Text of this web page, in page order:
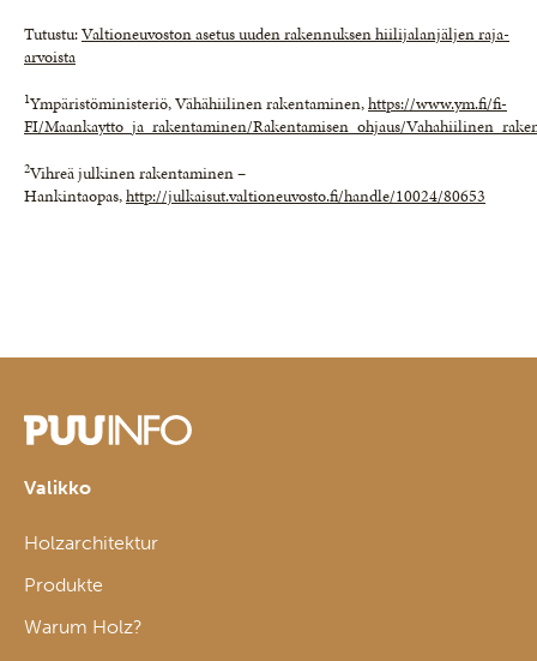
Tutustu:Valtioneuvoston asetus uuden rakennuksen hiilijalanjäljen raja-
arvoista
1Ympäristöministeriö, Vähähiilinen rakentaminen,https://www.ym.fi/fi-
FI/Maankaytto_ja_rakentaminen/Rakentamisen_ohjaus/
2Vihreä julkinen rakentaminen –
Hankintaopas,http://julkaisut.valtioneuvosto.fi/handle/10024/80653
Valikko
Holzarchitektur
Produkte
Warum Holz?